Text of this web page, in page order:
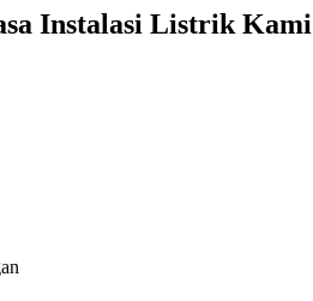
Instalasi Listrik Kami